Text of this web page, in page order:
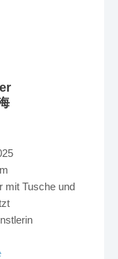
mit Tusche und